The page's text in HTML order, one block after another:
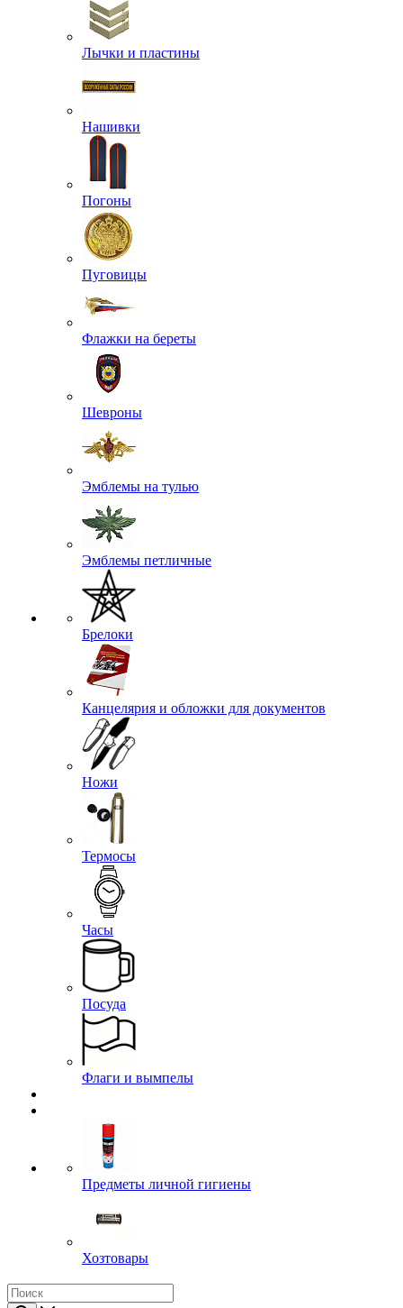
Лычки и пластины
Нашивки
Погоны
Пуговицы
Флажки на береты
Шевроны
Эмблемы на тулью
Эмблемы петличные
Брелоки
Канцелярия и обложки для документов
Ножи
Термосы
Часы
Посуда
Флаги и вымпелы
Предметы личной гигиены
Хозтовары